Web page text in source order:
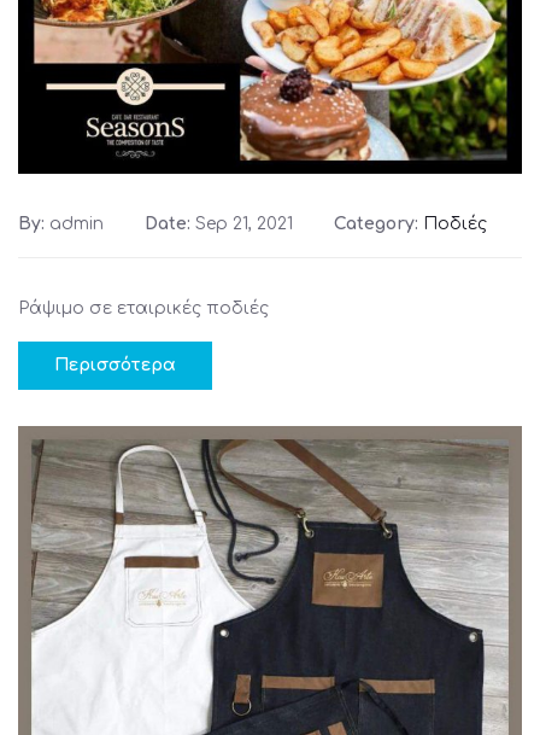
By: admin Date: Sep 21, 2021 Category: Ποδιές
Ράψιμο σε εταιρικές ποδιές
Περισσότερα